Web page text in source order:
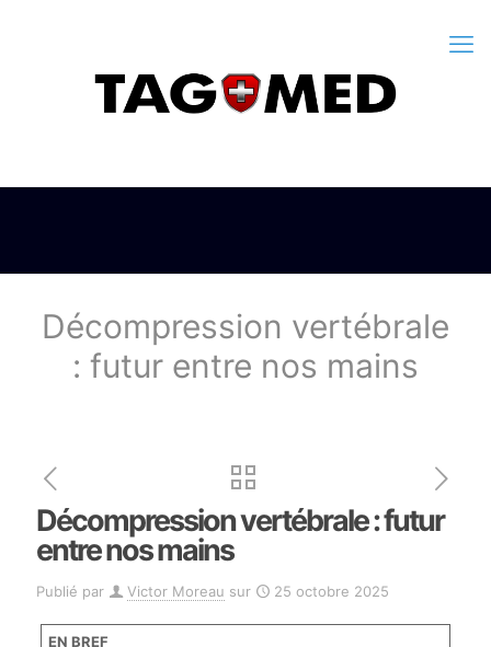
Décompression vertébrale
: futur entre nos mains
Décompression vertébrale : futur
entre nos mains
Publié par Victor Moreau sur 25 octobre 2025
EN BREF